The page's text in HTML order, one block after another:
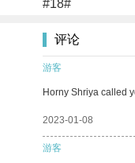
#18#
评论
游客
Horny Shriya called
2023-01-08
游客